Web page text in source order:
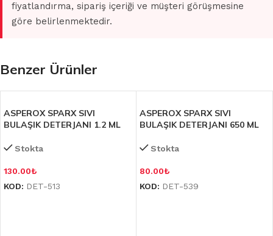
fiyatlandırma, sipariş içeriği ve müşteri görüşmesine
göre belirlenmektedir.
Benzer Ürünler
ASPEROX SPARX SIVI
BULAŞIK DETERJANI 1.2 ML
Stokta
130.00₺
KOD: DET-513
ASPEROX SPARX SIVI
BULAŞIK DETERJANI 650 ML
Stokta
80.00₺
KOD: DET-539